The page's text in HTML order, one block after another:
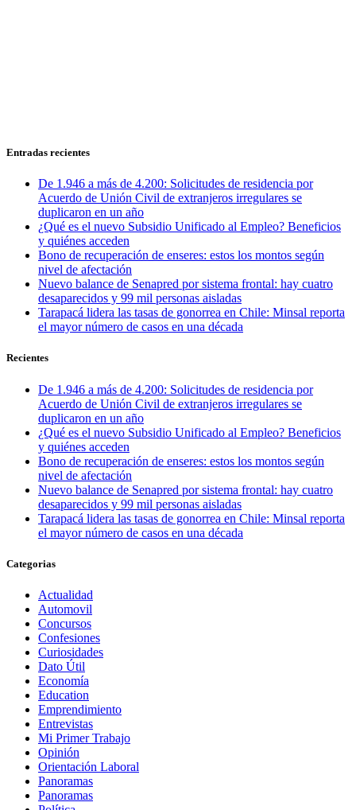
Entradas recientes
De 1.946 a más de 4.200: Solicitudes de residencia por
Acuerdo de Unión Civil de extranjeros irregulares se
duplicaron en un año
¿Qué es el nuevo Subsidio Unificado al Empleo? Beneficios
y quiénes acceden
Bono de recuperación de enseres: estos los montos según
nivel de afectación
Nuevo balance de Senapred por sistema frontal: hay cuatro
desaparecidos y 99 mil personas aisladas
Tarapacá lidera las tasas de gonorrea en Chile: Minsal reporta
el mayor número de casos en una década
Recientes
De 1.946 a más de 4.200: Solicitudes de residencia por
Acuerdo de Unión Civil de extranjeros irregulares se
duplicaron en un año
¿Qué es el nuevo Subsidio Unificado al Empleo? Beneficios
y quiénes acceden
Bono de recuperación de enseres: estos los montos según
nivel de afectación
Nuevo balance de Senapred por sistema frontal: hay cuatro
desaparecidos y 99 mil personas aisladas
Tarapacá lidera las tasas de gonorrea en Chile: Minsal reporta
el mayor número de casos en una década
Categorias
Actualidad
Automovil
Concursos
Confesiones
Curiosidades
Dato Útil
Economía
Education
Emprendimiento
Entrevistas
Mi Primer Trabajo
Opinión
Orientación Laboral
Panoramas
Panoramas